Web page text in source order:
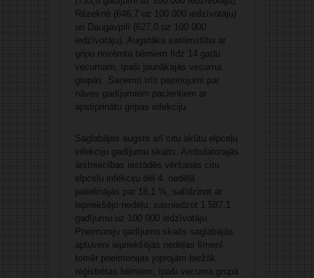
Rēzeknē (646,7 uz 100 000 iedzīvotāju)
un Daugavpilī (627,0 uz 100 000
iedzīvotāju). Augstāka saslimstība ar
gripu novērota bērniem līdz 14 gadu
vecumam, īpaši jaunākajās vecuma
grupās. Saņemti trīs paziņojumi par
nāves gadījumiem pacientiem ar
apstiprinātu gripas infekciju.
Saglabājas augsts arī citu akūtu elpceļu
infekciju gadījumu skaits. Ambulatorajās
ārstniecības iestādēs vēršanās citu
elpceļu infekciju dēļ 4. nedēļā
palielinājās par 18,1 %, salīdzinot ar
iepriekšējo nedēļu, sasniedzot 1 587,1
gadījumu uz 100 000 iedzīvotāju.
Pneimoniju gadījumu skaits saglabājās
aptuveni iepriekšējās nedēļas līmenī,
tomēr pneimonijas joprojām biežāk
reģistrētas bērniem, īpaši vecuma grupā